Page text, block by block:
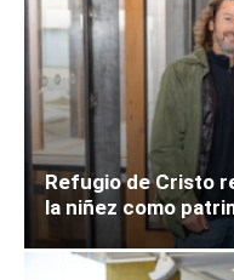
Refugio de Cristo
la niñez como